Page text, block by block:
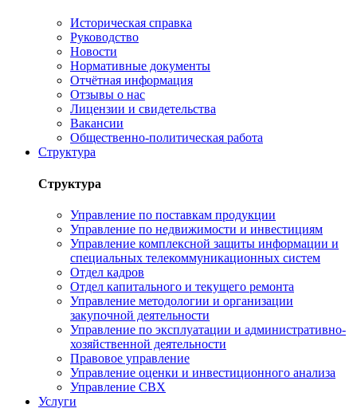
Историческая справка
Руководство
Новости
Нормативные документы
Отчётная информация
Отзывы о нас
Лицензии и свидетельства
Вакансии
Общественно-политическая работа
Структура
Структура
Управление по поставкам продукции
Управление по недвижимости и инвестициям
Управление комплексной защиты информации и
специальных телекоммуникационных систем
Отдел кадров
Отдел капитального и текущего ремонта
Управление методологии и организации
закупочной деятельности
Управление по эксплуатации и административно-
хозяйственной деятельности
Правовое управление
Управление оценки и инвестиционного анализа
Управление СВХ
Услуги